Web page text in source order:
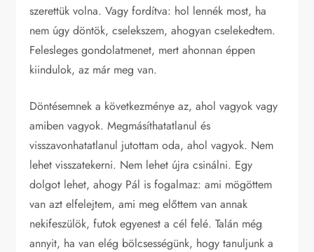
szerettük volna. Vagy fordítva: hol lennék most, ha
nem úgy döntök, cselekszem, ahogyan cselekedtem.
Felesleges gondolatmenet, mert ahonnan éppen
kiindulok, az már meg van.
Döntésemnek a következménye az, ahol vagyok vagy
amiben vagyok. Megmásíthatatlanul és
visszavonhatatlanul jutottam oda, ahol vagyok. Nem
lehet visszatekerni. Nem lehet újra csinálni. Egy
dolgot lehet, ahogy Pál is fogalmaz: ami mögöttem
van azt elfelejtem, ami meg előttem van annak
nekifeszülök, futok egyenest a cél felé. Talán még
annyit, ha van elég bölcsességünk, hogy tanuljunk a